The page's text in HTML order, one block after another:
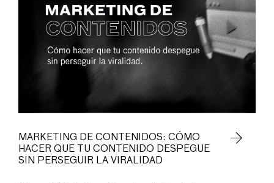
MARKETING DE CONTENIDOS: CÓMO
HACER QUE TU CONTENIDO DESPEGUE
SIN PERSEGUIR LA VIRALIDAD